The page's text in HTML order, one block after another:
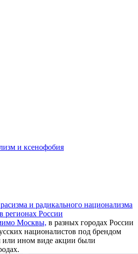
и ксенофобия
и радикального национализма
регионах России
Москвы, в разных городах России
националистов под брендом
ином виде акции были